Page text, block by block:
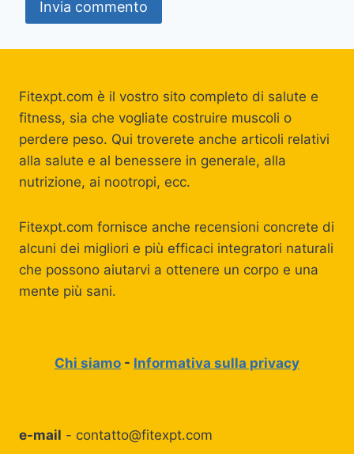
Fitexpt.com è il vostro sito completo di salute e
fitness, sia che vogliate costruire muscoli o
perdere peso. Qui troverete anche articoli relativi
alla salute e al benessere in generale, alla
nutrizione, ai nootropi, ecc.
Fitexpt.com fornisce anche recensioni concrete di
alcuni dei migliori e più efficaci integratori naturali
che possono aiutarvi a ottenere un corpo e una
mente più sani.
Chi siamo - Informativa sulla privacy
e-mail - contatto@fitexpt.com